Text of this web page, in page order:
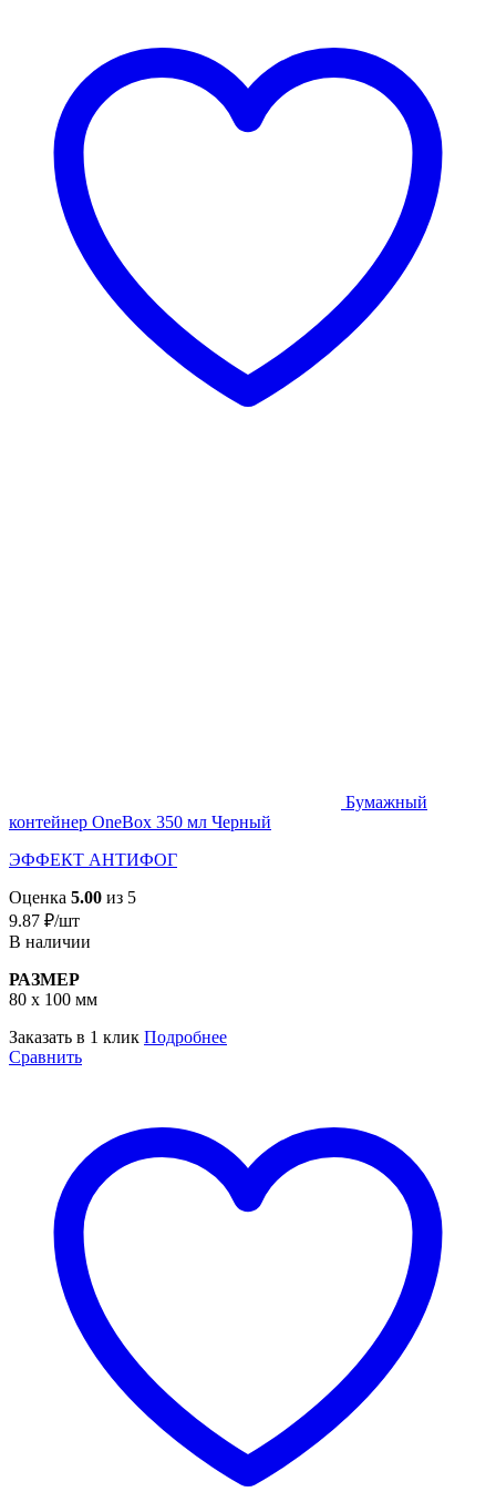
Бумажный
контейнер OneBox 350 мл Черный
ЭФФЕКТ АНТИФОГ
Оценка 5.00 из 5
9.87 ₽/шт
В наличии
РАЗМЕР
80 х 100 мм
Заказать в 1 клик Подробнее
Сравнить